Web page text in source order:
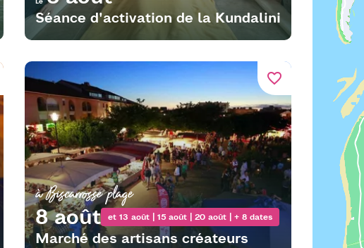
Séance d'activation de la Kundalini
favorite_border
à Biscarrosse plage
8 août et 13 août | 15 août | 20 août | + 8 dates
Marché des artisans créateurs